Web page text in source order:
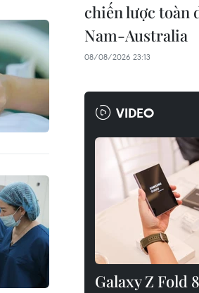
chiến lược toàn
Nam-Australia
08/08/2026 23:13
VIDEO
Galaxy Z Fold